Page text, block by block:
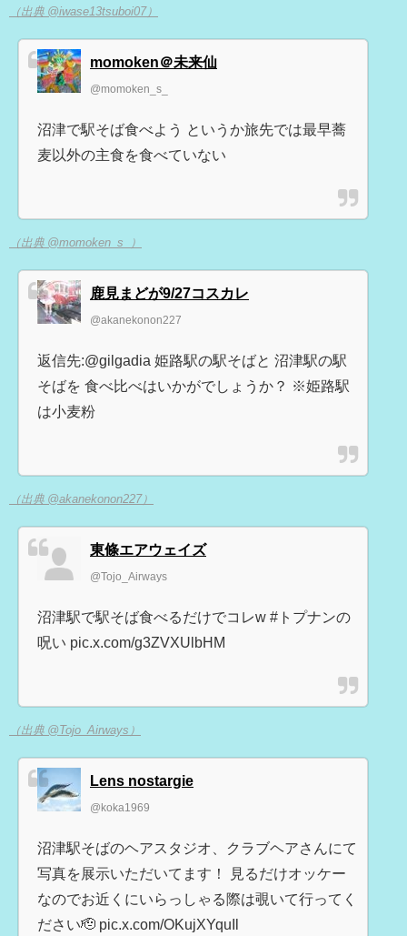
（出典 @iwase13tsuboi07）
momoken＠未来仙
@momoken_s_
沼津で駅そば食べよう というか旅先では最早蕎
麦以外の主食を食べていない
（出典 @momoken_s_）
鹿見まどが9/27コスカレ
@akanekonon227
返信先:@gilgadia 姫路駅の駅そばと 沼津駅の駅
そばを 食べ比べはいかがでしょうか？ ※姫路駅
は小麦粉
（出典 @akanekonon227）
東條エアウェイズ
@Tojo_Airways
沼津駅で駅そば食べるだけでコレw #トプナンの
呪い pic.x.com/g3ZVXUlbHM
（出典 @Tojo_Airways）
Lens nostargie
@koka1969
沼津駅そばのヘアスタジオ、クラブヘアさんにて
写真を展示いただいてます！ 見るだけオッケー
なのでお近くにいらっしゃる際は覗いて行ってく
ださい🫡 pic.x.com/OKujXYquIl